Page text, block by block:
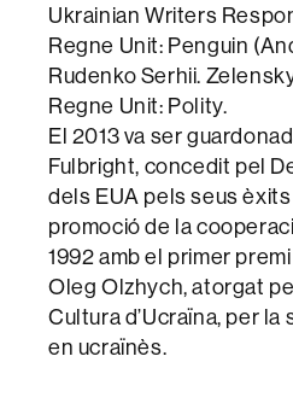
Ukrainian Writers
Regne Unit: Penguin
Rudenko Serhii.
Regne Unit: Polity.
El 2013 va ser
Fulbright, concedit pel
dels EUA pels seus
promoció de la
1992 amb el primer
Oleg Olzhych, atorgat
Cultura d’Ucraïna, per la
en ucraïnès.